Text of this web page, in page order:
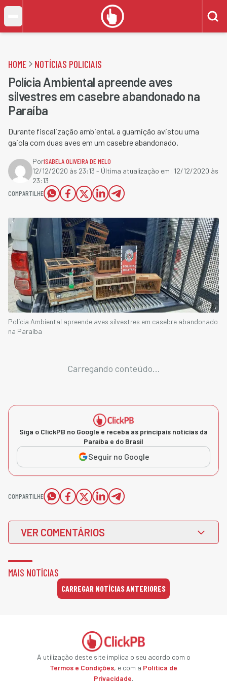
HOME NOTÍCIAS POLICIAIS
Polícia Ambiental apreende aves
silvestres em casebre abandonado na
Paraíba
Durante fiscalização ambiental, a guarnição avistou uma
gaiola com duas aves em um casebre abandonado.
PorISABELA OLIVEIRA DE MELO
12/12/2020 às 23:13 - Última atualização em: 12/12/2020 às
23:13
COMPARTILHE
Polícia Ambiental apreende aves silvestres em casebre abandonado
na Paraíba
Carregando conteúdo...
Siga o ClickPB no Google e receba as principais notícias da
Paraíba e do Brasil
Seguir no Google
COMPARTILHE
VER COMENTÁRIOS
MAIS NOTÍCIAS
CARREGAR NOTÍCIAS ANTERIORES
A utilização deste site implica o seu acordo com o
Termos e Condições, e com a Política de
Privacidade.